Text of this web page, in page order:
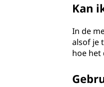
Kan
In de
alsof je
hoe het